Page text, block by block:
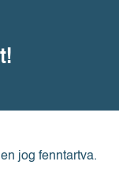
jog fenntartva.